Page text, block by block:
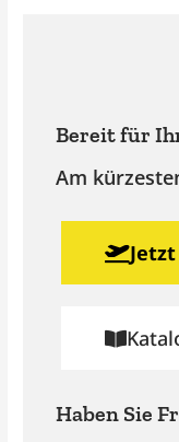
Bereit für
Am
Haben Sie